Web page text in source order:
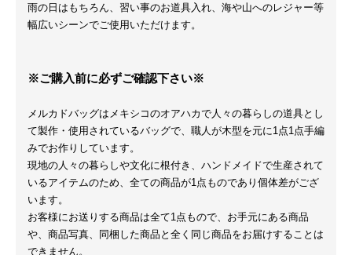
雨の日はもちろん、習い事のお道具入れ、海や山へのレジャー等
幅広いシーンでご使用いただけます。
※ご購入前に必ずご確認下さい※
メルカドバッグはメキシコのオアハカで人々の暮らしの道具とし
て製作・使用されているバッグで、職人が木型を元に1点1点手編
みでお作りしています。
現地の人々の暮らしや文化に根付き、ハンドメイドで生産されて
いるアイテムのため、全ての商品が1点ものであり個体差がござ
います。
お客様にお送りする商品は全て1点もので、お手元にある商品
や、商品写真、同梱した商品と全く同じ商品をお届けすることは
できません。